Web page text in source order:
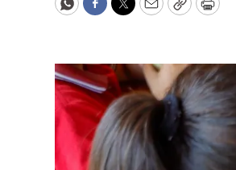
WhatsApp
Facebook
Twitter
EmailCopyPrint